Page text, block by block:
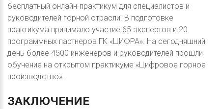
бесплатный онлайн-практикум для специалистов и
руководителей горной отрасли. В подготовке
практикума принимало участие 65 экспертов и 20
программных партнеров ГК «ЦИФРА». На сегодняшний
день более 4500 инженеров и руководителей прошли
обучение на открытом практикуме «Цифровое горное
производство».
ЗАКЛЮЧЕНИЕ